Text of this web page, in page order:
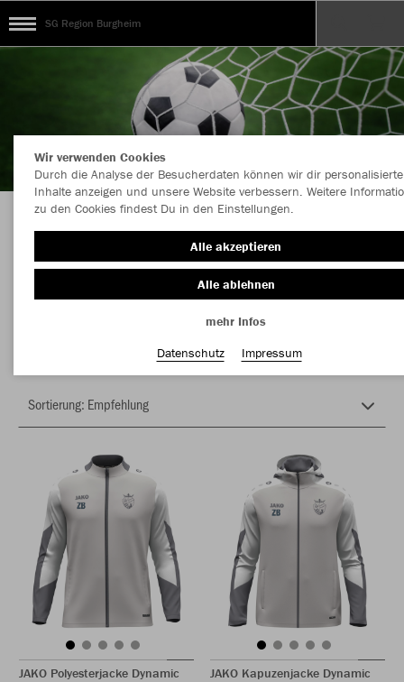
SG Region Burgheim
Herzlich Willkommen im Teamshop SG Region
Burgheim
JAKO Polyesterjacke Dynamic
JAKO Kapuzenjacke Dynamic
Wir verwenden Cookies
Durch die Analyse der Besucherdaten können wir dir personalisierte
Inhalte anzeigen und unsere Website verbessern. Weitere
zu den Cookies findest Du in den Einstellungen.
Alle akzeptieren
Alle ablehnen
mehr Infos
Datenschutz
Impressum